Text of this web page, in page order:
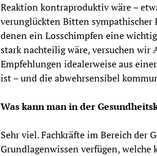
Reaktion kontraproduktiv wäre –
verunglückten Bitten
denen ein Losschimpfen eine
stark nachteilig wäre, versuchen
Empfehlungen idealerweise aus
ist – und die abwehrsensibel
Was kann man in der
Sehr viel. Fachkräfte im Bereich
Grundlagenwissen verfügen,